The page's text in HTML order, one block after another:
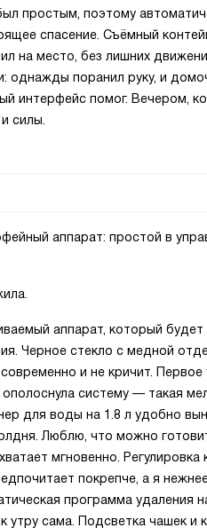
простым, поэтому
спасение. Съёмный
на место, без лишних
однажды поранил руку, и
интерфейс помог. Вечером,
силы.
аппарат: простой в
аппарат, который будет
Черное стекло с медной
и не кричит.
систему — такая
для воды на 1.8 л удобно
Люблю, что можно
мгновенно.
покрепче, а я
программа удаления
утру сама. Подсветка чашек и